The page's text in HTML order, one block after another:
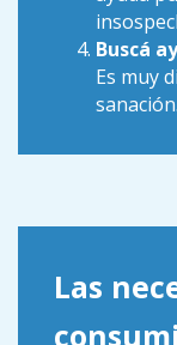
Buscá
Es muy
sanación.
Las